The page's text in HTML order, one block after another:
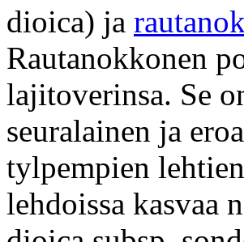
dioica) ja
Rautanokkonen
lajitoverinsa. Se
seuralainen ja
tylpempien
lehdoissa kasvaa